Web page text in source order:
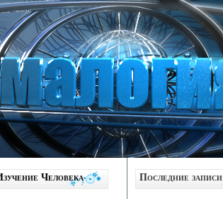
Человека Последние записи